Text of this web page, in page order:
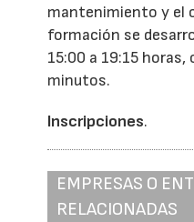
mantenimiento y el
formación se
15:00 a 19:15 horas,
minutos.
Inscripciones.
EMPRESAS O
RELACIONADAS